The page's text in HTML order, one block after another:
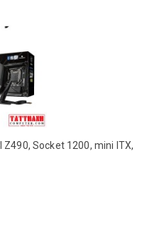
Z490, Socket 1200, mini ITX,